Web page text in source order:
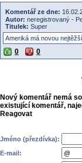
Komentář ze dne:
Autor: neregistrovaný -
Titulek: Super
Ameriká má novou
0 0
Nový komentář nemá
existující komentář,
Reagovat
Jméno (přezdívka):
E-mail: